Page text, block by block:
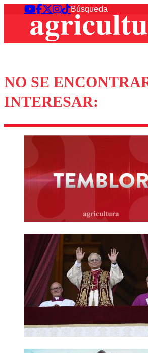
NO SE
INTERESAR: